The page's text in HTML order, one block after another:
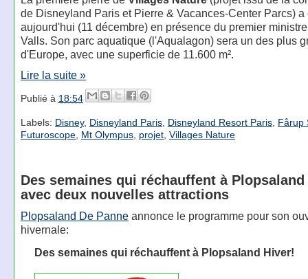
de Disneyland Paris et Pierre & Vacances-Center Parcs) a
aujourd'hui (11 décembre) en présence du premier
Valls. Son parc aquatique (l'Aqualagon) sera un des plus
d'Europe, avec une superficie de 11.600 m².
Lire la suite »
Publié à 18:54
Labels: Disney, Disneyland Paris, Disneyland Resort Paris, Fårup
Futuroscope, Mt Olympus, projet, Villages Nature
Des semaines qui réchauffent à Plopsaland
avec deux nouvelles attractions
Plopsaland De Panneannonce le programme pour son
hivernale:
Des semaines qui réchauffent à Plopsaland Hiver!